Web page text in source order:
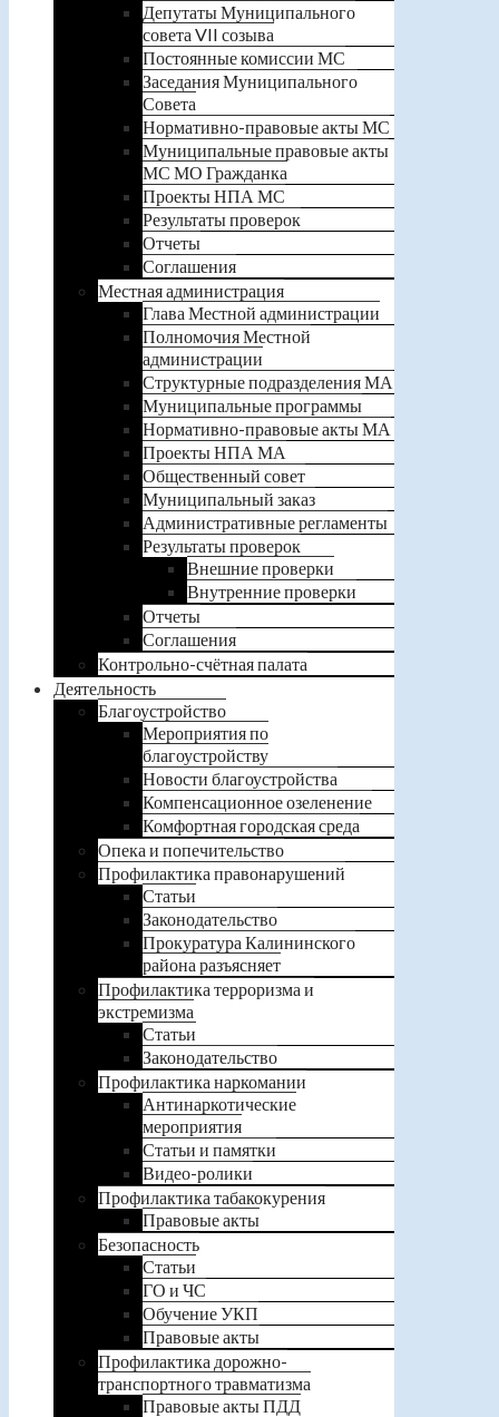
Депутаты Муниципального
совета VII созыва
Постоянные комиссии МС
Заседания Муниципального
Совета
Нормативно-правовые акты МС
Муниципальные правовые акты
МС МО Гражданка
Проекты НПА МС
Результаты проверок
Отчеты
Соглашения
Местная администрация
Глава Местной администрации
Полномочия Местной
администрации
Структурные подразделения МА
Муниципальные программы
Нормативно-правовые акты МА
Проекты НПА МА
Общественный совет
Муниципальный заказ
Административные регламенты
Результаты проверок
Внешние проверки
Внутренние проверки
Отчеты
Соглашения
Контрольно-счётная палата
Деятельность
Благоустройство
Мероприятия по
благоустройству
Новости благоустройства
Компенсационное озеленение
Комфортная городская среда
Опека и попечительство
Профилактика правонарушений
Статьи
Законодательство
Прокуратура Калининского
района разъясняет
Профилактика терроризма и
экстремизма
Статьи
Законодательство
Профилактика наркомании
Антинаркотические
мероприятия
Статьи и памятки
Видео-ролики
Профилактика табакокурения
Правовые акты
Безопасность
Статьи
ГО и ЧС
Обучение УКП
Правовые акты
Профилактика дорожно-
транспортного травматизма
Правовые акты ПДД